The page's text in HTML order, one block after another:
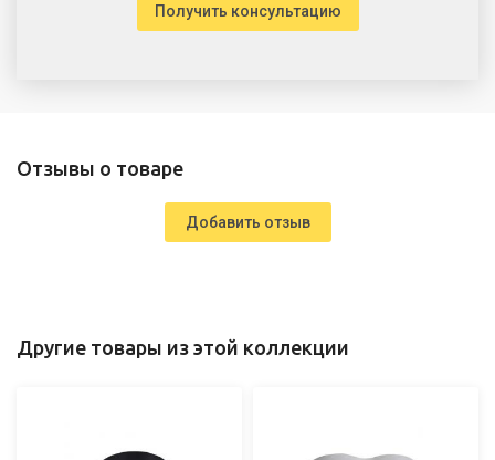
Получить консультацию
Отзывы о товаре
Добавить отзыв
Другие товары из этой коллекции